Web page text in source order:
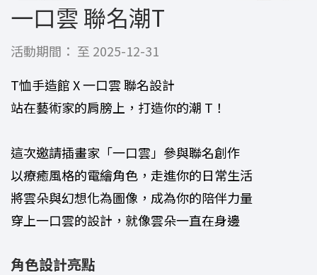
一口雲 聯名潮T
活動期間： 至 2025-12-31
T恤手造館 X 一口雲 聯名設計
站在藝術家的肩膀上，打造你的潮 T！
這次邀請插畫家「一口雲」參與聯名創作
以療癒風格的電繪角色，走進你的日常生活
將雲朵與幻想化為圖像，成為你的陪伴力量
穿上一口雲的設計，就像雲朵一直在身邊
角色設計亮點